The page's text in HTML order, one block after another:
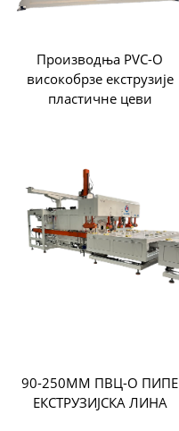
Производња PVC-O
високобрзе екструзије
пластичне цеви
90-250ММ ПВЦ-О ПИПЕ
ЕКСТРУЗИЈСКА ЛИНА